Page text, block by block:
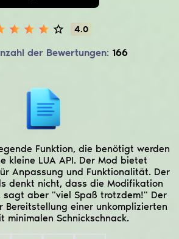
4.0
der Bewertungen: 166
Funktion, die benötigt werden
kleine LUA API. Der Mod bietet
Anpassung und Funktionalität. Der
denkt nicht, dass die Modifikation
sagt aber "viel Spaß trotzdem!" Der
Bereitstellung einer unkomplizierten
minimalen Schnickschnack.